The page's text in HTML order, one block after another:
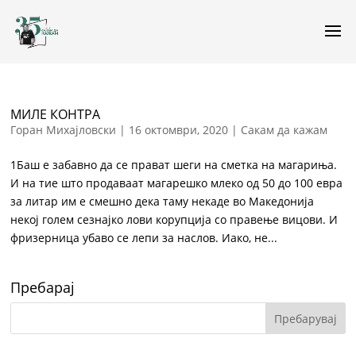
МИЛЕ КОНТРА
Горан Михајловски | 16 октомври, 2020 | Сакам да кажам
1Баш е забавно да се прават шеги на сметка на магариња.
И на тие што продаваат магарешко млеко од 50 до 100 евра
за литар им е смешно дека таму некаде во Македонија
некој голем сезнајко лови корупција со правење вицови. И
фризерница убаво се лепи за наслов. Иако, не...
Пребарај